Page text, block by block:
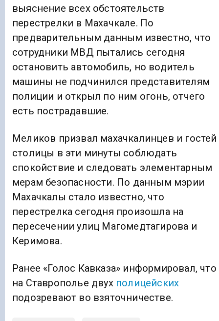
выяснение всех обстоятельств
перестрелки в Махачкале. По
предварительным данным известно, что
сотрудники МВД пытались сегодня
остановить автомобиль, но водитель
машины не подчинился представителям
полиции и открыл по ним огонь, отчего
есть пострадавшие.
Меликов призвал махачкалинцев и гостей
столицы в эти минуты соблюдать
спокойствие и следовать элементарным
мерам безопасности. По данным мэрии
Махачкалы стало известно, что
перестрелка сегодня произошла на
пересечении улиц Магомедтагирова и
Керимова.
Ранее «Голос Кавказа» информировал, что
на Ставрополье двух полицейских
подозревают во взяточничестве.